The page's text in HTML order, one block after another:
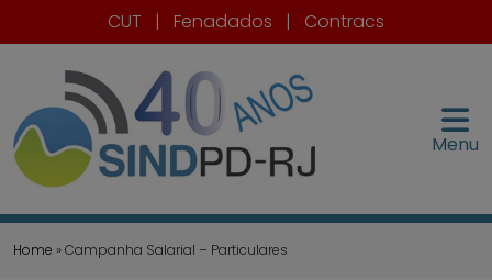
CUT | Fenadados | Contracs
Menu
Home » Campanha Salarial – Particulares